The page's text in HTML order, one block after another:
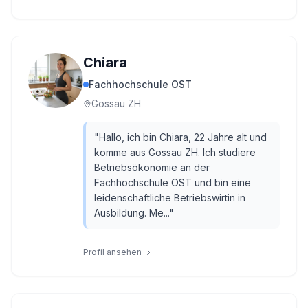
Chiara
Fachhochschule OST
Gossau ZH
"Hallo, ich bin Chiara, 22 Jahre alt und
komme aus Gossau ZH. Ich studiere
Betriebsökonomie an der
Fachhochschule OST und bin eine
leidenschaftliche Betriebswirtin in
Ausbildung. Me..."
Profil ansehen